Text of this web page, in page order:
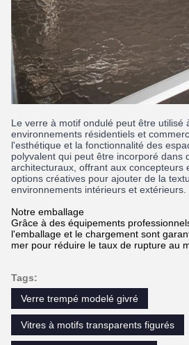
Le verre à motif ondulé peut être utilisé
environnements résidentiels et
l'esthétique et la fonctionnalité des
polyvalent qui peut être incorporé dans
architecturaux, offrant aux concepteurs
options créatives pour ajouter de la
environnements intérieurs et extérieurs.
Notre emballage
Grâce à des équipements
l'emballage et le chargement sont
mer pour réduire le taux de rupture au
Tags:
Verre trempé modelé givré
Vitres à motifs transparents figurés